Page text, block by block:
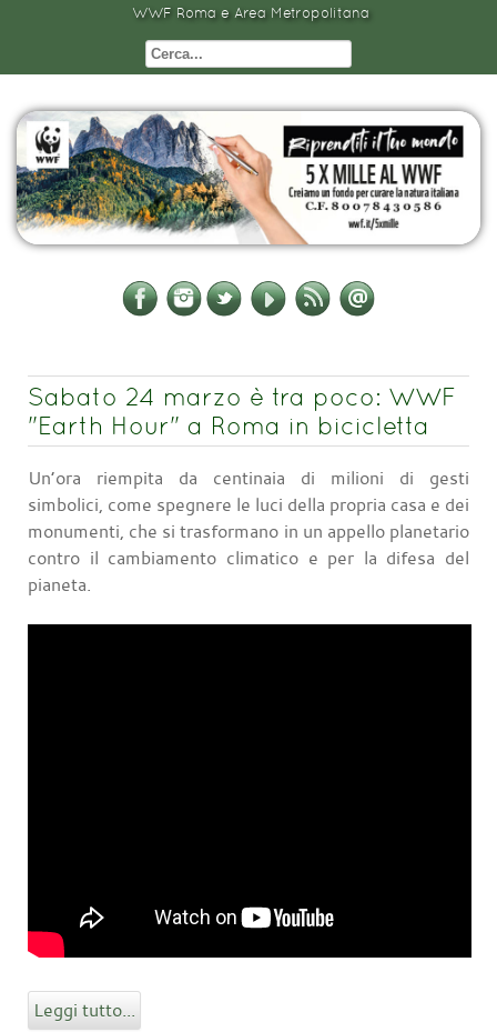
WWF Roma e Area Metropolitana
Sabato 24 marzo è tra poco: WWF
"Earth Hour" a Roma in bicicletta
Un’ora riempita da centinaia di milioni di gesti
simbolici, come spegnere le luci della propria casa e dei
monumenti, che si trasformano in un appello planetario
contro il cambiamento climatico e per la difesa del
pianeta.
Leggi tutto...